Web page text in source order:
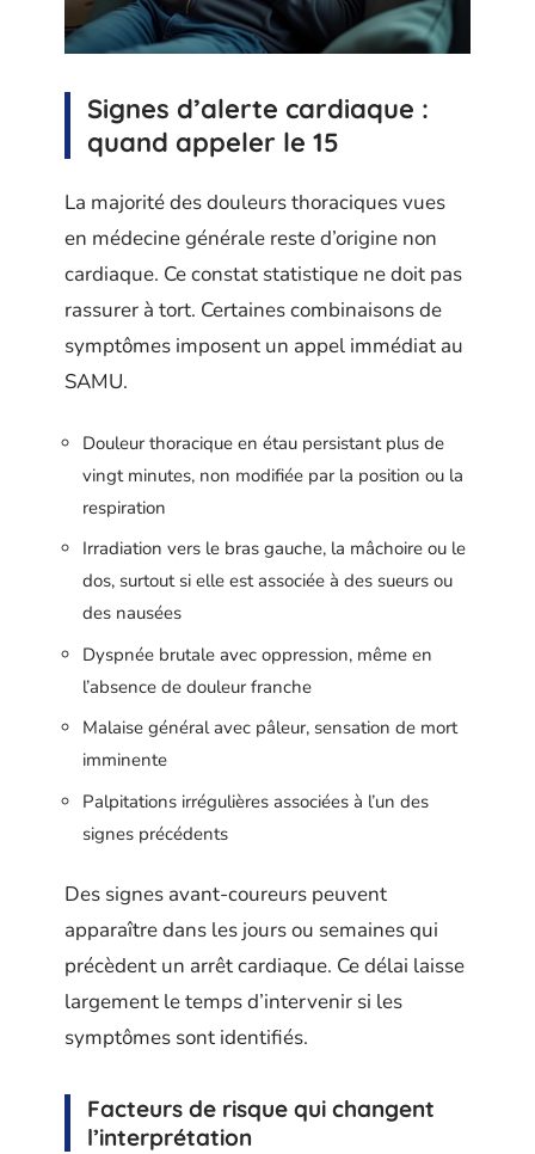
Signes d’alerte cardiaque :
quand appeler le 15
La majorité des douleurs thoraciques vues
en médecine générale reste d’origine non
cardiaque. Ce constat statistique ne doit pas
rassurer à tort. Certaines combinaisons de
symptômes imposent un appel immédiat au
SAMU.
Douleur thoracique en étau persistant plus de
vingt minutes, non modifiée par la position ou la
respiration
Irradiation vers le bras gauche, la mâchoire ou le
dos, surtout si elle est associée à des sueurs ou
des nausées
Dyspnée brutale avec oppression, même en
l’absence de douleur franche
Malaise général avec pâleur, sensation de mort
imminente
Palpitations irrégulières associées à l’un des
signes précédents
Des signes avant-coureurs peuvent
apparaître dans les jours ou semaines qui
précèdent un arrêt cardiaque. Ce délai laisse
largement le temps d’intervenir si les
symptômes sont identifiés.
Facteurs de risque qui changent
l’interprétation